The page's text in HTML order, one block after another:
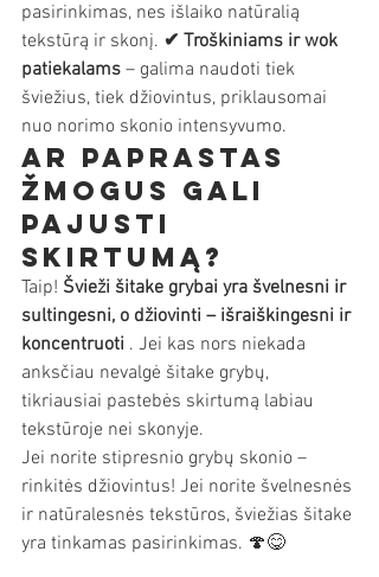
pasirinkimas, nes išlaiko natūralią
tekstūrą ir skonį. ✔ Troškiniams ir wok
patiekalams – galima naudoti tiek
šviežius, tiek džiovintus, priklausomai
nuo norimo skonio intensyvumo.
Ar paprastas
žmogus gali
pajusti
skirtumą?
Taip! Švieži šitake grybai yra švelnesni ir
sultingesni, o džiovinti – išraiškingesni ir
koncentruoti . Jei kas nors niekada
anksčiau nevalgė šitake grybų,
tikriausiai pastebės skirtumą labiau
tekstūroje nei skonyje.
Jei norite stipresnio grybų skonio –
rinkitės džiovintus! Jei norite švelnesnės
ir natūralesnės tekstūros, šviežias šitake
yra tinkamas pasirinkimas. 🍄😋